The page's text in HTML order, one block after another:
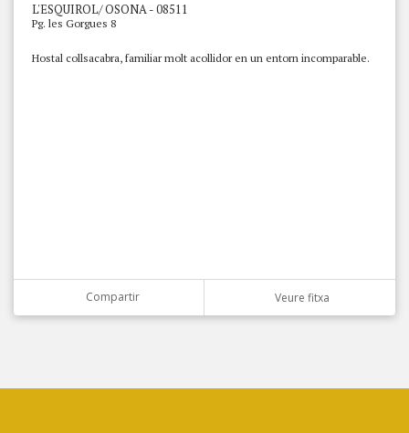
L'ESQUIROL/ OSONA - 08511
Pg. les Gorgues 8
Hostal collsacabra, familiar molt acollidor en un entorn incomparable.
Compartir Veure fitxa